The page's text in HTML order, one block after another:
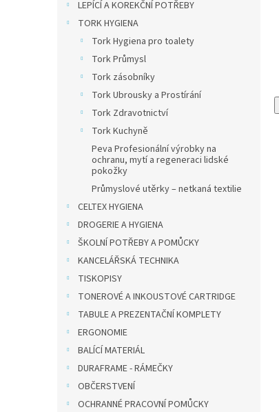
LEPÍCÍ A KOREKČNÍ POTŘEBY
TORK HYGIENA
Tork Hygiena pro toalety
Tork Průmysl
Tork zásobníky
Tork Ubrousky a Prostírání
Tork Zdravotnictví
Tork Kuchyně
Peva Profesionální výrobky na
ochranu, mytí a regeneraci lidské
pokožky
Průmyslové utěrky – netkaná textilie
CELTEX HYGIENA
DROGERIE A HYGIENA
ŠKOLNÍ POTŘEBY A POMŮCKY
KANCELÁŘSKÁ TECHNIKA
TISKOPISY
TONEROVÉ A INKOUSTOVÉ CARTRIDGE
TABULE A PREZENTAČNÍ KOMPLETY
ERGONOMIE
BALÍCÍ MATERIÁL
DURAFRAME - RÁMEČKY
OBČERSTVENÍ
OCHRANNÉ PRACOVNÍ POMŮCKY
Coloraction NeoOr
Acapulco reflexní
oranžová, 500 ks
439 Kč
Coloraction AG10
269 Kč bez
325 Kč